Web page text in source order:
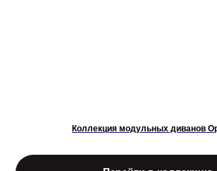
Коллекция модульных диванов